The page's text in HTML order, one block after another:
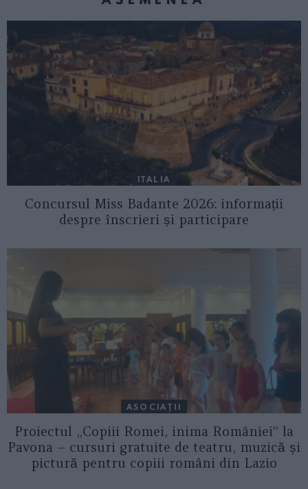
ITALIA
Concursul Miss Badante 2026: informații
despre înscrieri și participare
ASOCIAŢII
Proiectul „Copiii Romei, inima României” la
Pavona – cursuri gratuite de teatru, muzică și
pictură pentru copiii români din Lazio